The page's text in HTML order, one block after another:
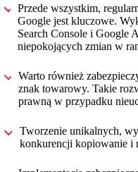
Przede wszystkim,
Google jest kluczowe.
Search Console i Google
niepokojących zmian w
Warto również
znak towarowy. Takie
prawną w przypadku
Tworzenie unikalnych,
konkurencji kopiowanie i